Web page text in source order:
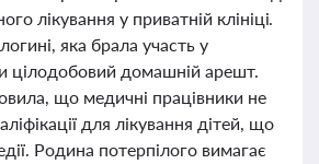
лікування у приватній клініці.
яка брала участь у
цілодобовий домашній арешт.
що медичні працівники не
для лікування дітей, що
Родина потерпілого вимагає